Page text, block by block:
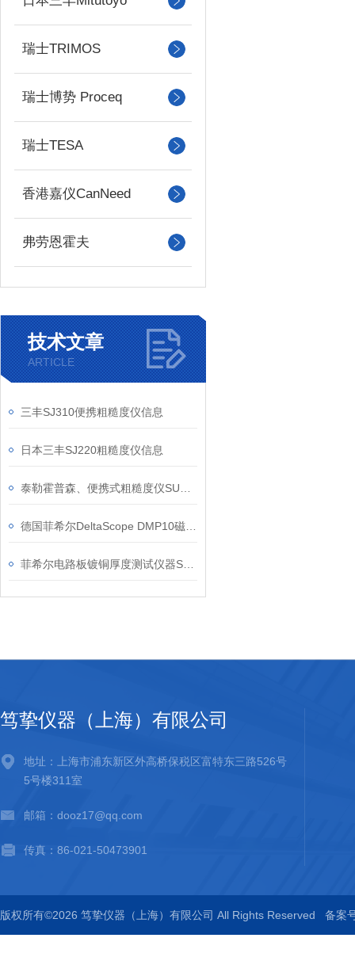
瑞士TRIMOS
瑞士博势 Proceq
瑞士TESA
香港嘉仪CanNeed
弗劳恩霍夫
技术文章
ARTICLE
三丰SJ310便携粗糙度仪信息
日本三丰SJ220粗糙度仪信息
笃挚仪器（上海）有限公司
地址：上海市浦东新区外高桥保税区富特东三路526号
5号楼311室
邮箱：dooz17@qq.com
传真：86-021-50473901
版权所有©2026 笃挚仪器（上海）有限公司 All Rights Reserved 备案